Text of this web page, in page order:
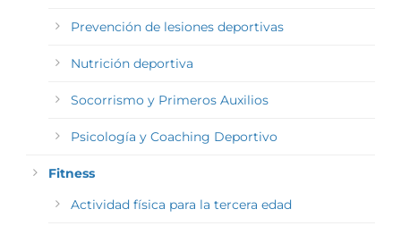
Prevención de lesiones deportivas
Nutrición deportiva
Socorrismo y Primeros Auxilios
Psicología y Coaching Deportivo
Fitness
Actividad física para la tercera edad